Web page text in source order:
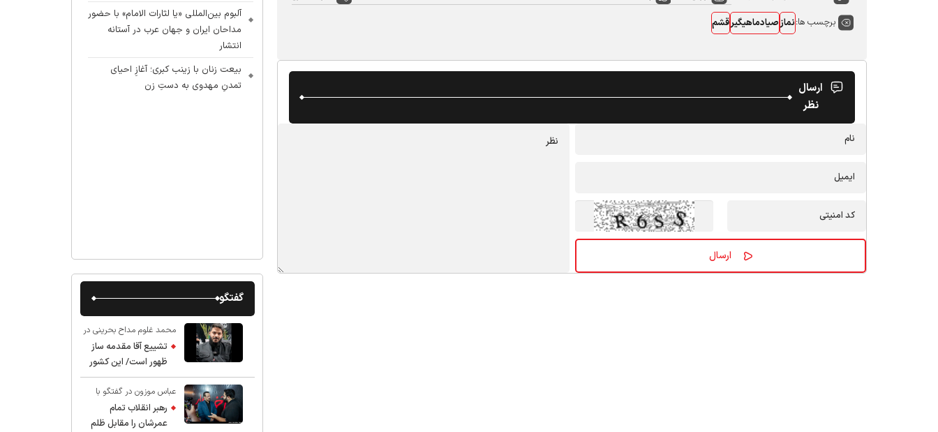
برچسب ها:نمازصیادماهیگیرقشم
ارسال
نظر
آلبوم بین‌المللی «یا لثارات الامام» با حضور
مداحان ایران و جهان عرب در آستانه
انتشار
بیعت زنان با زینب کبری؛ آغازِ احیای
تمدنِ مهدوی به دستِ زن
گفتگو
محمد غلوم مداح بحرینی در
گفت و گو با عقیق:
تشییع آقا مقدمه ساز
ظهور است/ این کشور
صاحب دارد
عباس موزون در گفتگو با
عقیق:رهبر انقلاب تمام
عمرشان را مقابل ظلم